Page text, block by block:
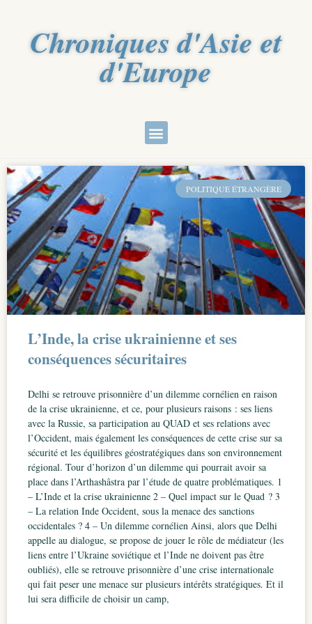
Chroniques d'Asie et
d'Europe
POLITIQUE ÉTRANGÈRE
L’Inde, la crise ukrainienne et ses
conséquences sécuritaires
Delhi se retrouve prisonnière d’un dilemme cornélien en raison
de la crise ukrainienne, et ce, pour plusieurs raisons : ses liens
avec la Russie, sa participation au QUAD et ses relations avec
l’Occident, mais également les conséquences de cette crise sur sa
sécurité et les équilibres géostratégiques dans son environnement
régional. Tour d’horizon d’un dilemme qui pourrait avoir sa
place dans l’Arthashâstra par l’étude de quatre problématiques. 1
– L’Inde et la crise ukrainienne 2 – Quel impact sur le Quad ? 3
– La relation Inde Occident, sous la menace des sanctions
occidentales ? 4 – Un dilemme cornélien Ainsi, alors que Delhi
appelle au dialogue, se propose de jouer le rôle de médiateur (les
liens entre l’Ukraine soviétique et l’Inde ne doivent pas être
oubliés), elle se retrouve prisonnière d’une crise internationale
qui fait peser une menace sur plusieurs intérêts stratégiques. Et il
lui sera difficile de choisir un camp,